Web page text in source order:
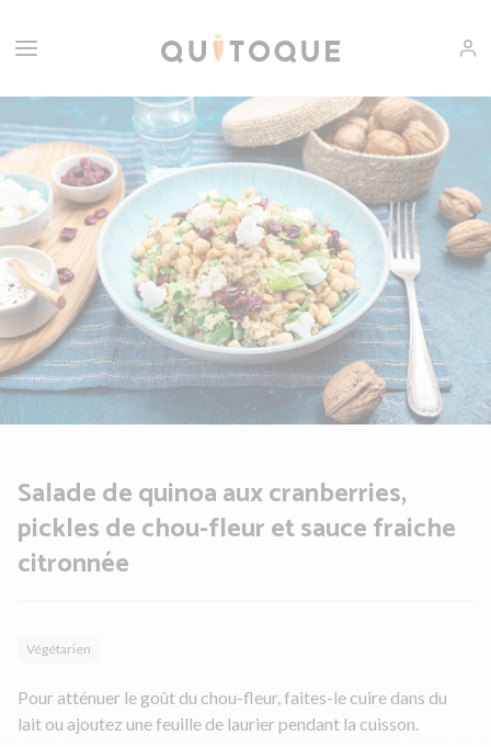
Salade de quinoa aux cranberries,
pickles de chou-fleur et sauce fraiche
citronnée
Végétarien
Pour atténuer le goût du chou-fleur, faites-le cuire dans du
lait ou ajoutez une feuille de laurier pendant la cuisson.